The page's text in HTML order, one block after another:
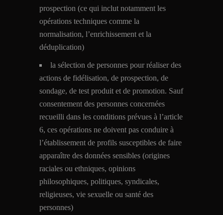
prospection (ce qui inclut notamment les
opérations techniques comme la
normalisation, l’enrichissement et la
déduplication)
la sélection de personnes pour réaliser des
actions de fidélisation, de prospection, de
sondage, de test produit et de promotion. Sauf
consentement des personnes concernées
recueilli dans les conditions prévues à l’article
6, ces opérations ne doivent pas conduire à
l’établissement de profils susceptibles de faire
apparaître des données sensibles (origines
raciales ou ethniques, opinions
philosophiques, politiques, syndicales,
religieuses, vie sexuelle ou santé des
personnes)